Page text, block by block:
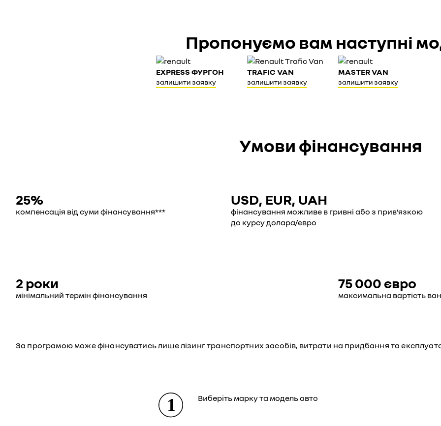
Пропонуємо вам наступні
EXPRESS ФУРГОН
залишити заявку
TRAFIC VAN
залишити заявку
MASTER VAN
залишити заявку
Умови фінансування
25%
компенсація від суми фінансування***
USD, EUR, UAH
фінансування можливе в гривні або з прив’язкою
до курсу долара/євро
2 роки
мінімальний термін фінансування
75 000 євро
максимальна вартість
За програмою може фінансуватись лише лізинг транспортних засобів, витрати на придбання та
Виберіть марку та модель авто